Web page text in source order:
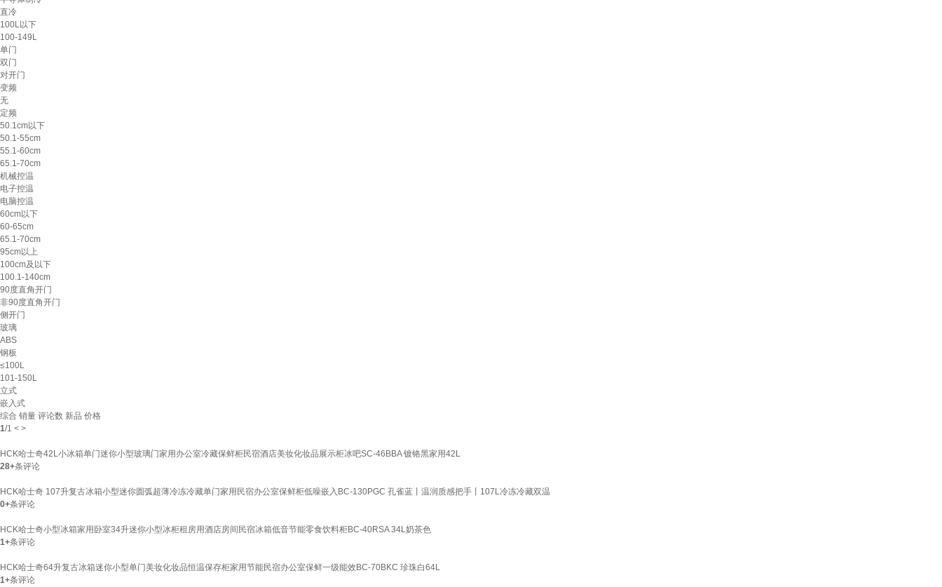
直冷
100L以下
100-149L
单门
双门
对开门
变频
无
定频
50.1cm以下
50.1-55cm
55.1-60cm
65.1-70cm
机械控温
电子控温
电脑控温
60cm以下
60-65cm
65.1-70cm
95cm以上
100cm及以下
100.1-140cm
90度直角开门
非90度直角开门
侧开门
玻璃
ABS
钢板
≤100L
101-150L
立式
嵌入式
综合 销量 评论数 新品 价格
1/1 < >
HCK哈士奇42L小冰箱单门迷你小型玻璃门家用办公室冷藏保鲜柜民宿酒店美妆化妆品展示柜冰吧SC-46BBA 镀铬黑家用42L
28+条评论
HCK哈士奇 107升复古冰箱小型迷你圆弧超薄冷冻冷藏单门家用民宿办公室保鲜柜低噪嵌入BC-130PGC 孔雀蓝丨温润质感把手丨107L冷冻冷藏双温
0+条评论
HCK哈士奇小型冰箱家用卧室34升迷你小型冰柜租房用酒店房间民宿冰箱低音节能零食饮料柜BC-40RSA 34L奶茶色
1+条评论
HCK哈士奇64升复古冰箱迷你小型单门美妆化妆品恒温保存柜家用节能民宿办公室保鲜一级能效BC-70BKC 珍珠白64L
1+条评论